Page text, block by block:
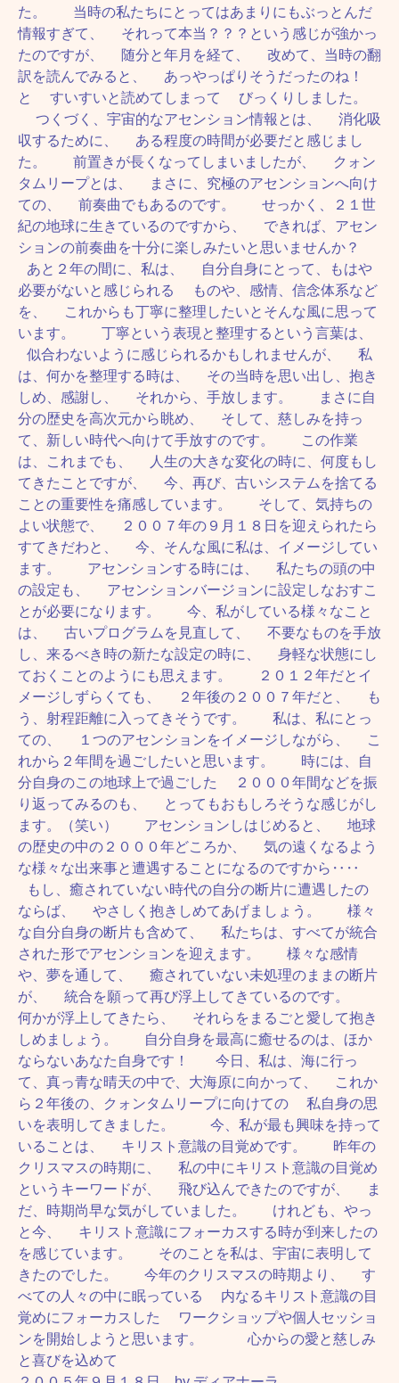
た。 当時の私たちにとってはあまりにもぶっとんだ
情報すぎて、 それって本当？？？という感じが強かっ
たのですが、 随分と年月を経て、 改めて、当時の翻
訳を読んでみると、 あっやっぱりそうだったのね！
と すいすいと読めてしまって びっくりしました。
つくづく、宇宙的なアセンション情報とは、 消化吸
収するために、 ある程度の時間が必要だと感じまし
た。 前置きが長くなってしまいましたが、 クォン
タムリープとは、 まさに、究極のアセンションへ向け
ての、 前奏曲でもあるのです。 せっかく、２１世
紀の地球に生きているのですから、 できれば、アセン
ションの前奏曲を十分に楽しみたいと思いませんか？
あと２年の間に、私は、 自分自身にとって、もはや
必要がないと感じられる ものや、感情、信念体系など
を、 これからも丁寧に整理したいとそんな風に思って
います。 丁寧という表現と整理するという言葉は、
似合わないように感じられるかもしれませんが、 私
は、何かを整理する時は、 その当時を思い出し、抱き
しめ、感謝し、 それから、手放します。 まさに自
分の歴史を高次元から眺め、 そして、慈しみを持っ
て、新しい時代へ向けて手放すのです。 この作業
は、これまでも、 人生の大きな変化の時に、何度もし
てきたことですが、 今、再び、古いシステムを捨てる
ことの重要性を痛感しています。 そして、気持ちの
よい状態で、 ２００７年の９月１８日を迎えられたら
すてきだわと、 今、そんな風に私は、イメージしてい
ます。 アセンションする時には、 私たちの頭の中
の設定も、 アセンションバージョンに設定しなおすこ
とが必要になります。 今、私がしている様々なこと
は、 古いプログラムを見直して、 不要なものを手放
し、来るべき時の新たな設定の時に、 身軽な状態にし
ておくことのようにも思えます。 ２０１２年だとイ
メージしずらくても、 ２年後の２００７年だと、 も
う、射程距離に入ってきそうです。 私は、私にとっ
ての、 １つのアセンションをイメージしながら、 こ
れから２年間を過ごしたいと思います。 時には、自
分自身のこの地球上で過ごした ２０００年間などを振
り返ってみるのも、 とってもおもしろそうな感じがし
ます。（笑い） アセンションしはじめると、 地球
の歴史の中の２０００年どころか、 気の遠くなるよう
な様々な出来事と遭遇することになるのですから‥‥
もし、癒されていない時代の自分の断片に遭遇したの
ならば、 やさしく抱きしめてあげましょう。 様々
な自分自身の断片も含めて、 私たちは、すべてが統合
された形でアセンションを迎えます。 様々な感情
や、夢を通して、 癒されていない未処理のままの断片
が、 統合を願って再び浮上してきているのです。
何かが浮上してきたら、 それらをまるごと愛して抱き
しめましょう。 自分自身を最高に癒せるのは、ほか
ならないあなた自身です！ 今日、私は、海に行っ
て、真っ青な晴天の中で、大海原に向かって、 これか
ら２年後の、クォンタムリープに向けての 私自身の思
いを表明してきました。 今、私が最も興味を持って
いることは、 キリスト意識の目覚めです。 昨年の
クリスマスの時期に、 私の中にキリスト意識の目覚め
というキーワードが、 飛び込んできたのですが、 ま
だ、時期尚早な気がしていました。 けれども、やっ
と今、 キリスト意識にフォーカスする時が到来したの
を感じています。 そのことを私は、宇宙に表明して
きたのでした。 今年のクリスマスの時期より、 す
べての人々の中に眠っている 内なるキリスト意識の目
覚めにフォーカスした ワークショップや個人セッショ
ンを開始しようと思います。 心からの愛と慈しみ
と喜びを込めて